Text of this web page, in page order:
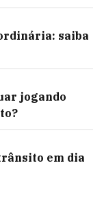
saiba
jogando
em dia